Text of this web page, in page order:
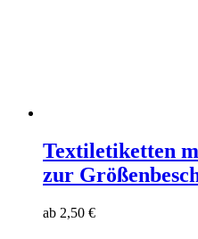
Textiletiketten
zur
ab 2,50 €